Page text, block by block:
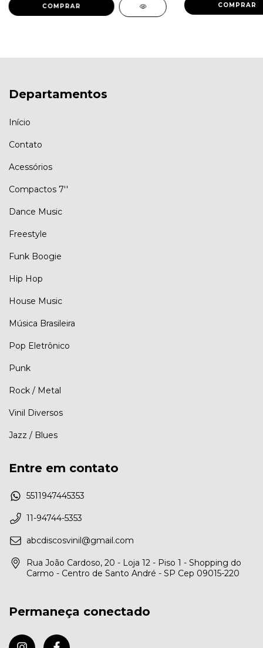
Departamentos
Início
Contato
Acessórios
Compactos 7''
Dance Music
Freestyle
Funk Boogie
Hip Hop
House Music
Música Brasileira
Pop Eletrônico
Punk
Rock / Metal
Vinil Diversos
Jazz / Blues
Entre em contato
5511947445353
11-94744-5353
abcdiscosvinil@gmail.com
Rua João Cardoso, 20 - Loja 12 - Piso 1 - Shopping do
Carmo - Centro de Santo André - SP Cep 09015-220
Permaneça conectado